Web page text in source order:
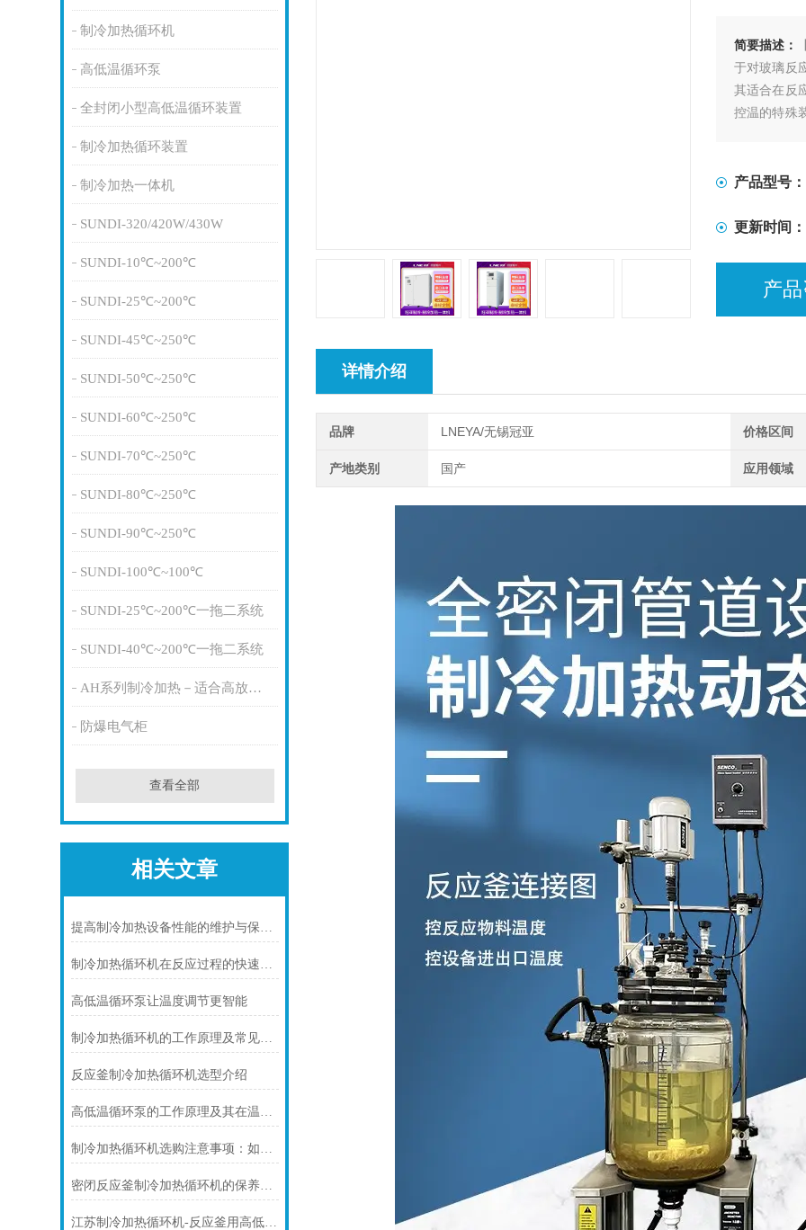
制冷加热循环机
高低温循环泵
全封闭小型高低温循环装置
制冷加热循环装置
制冷加热一体机
SUNDI-320/420W/430W
SUNDI-10℃~200℃
SUNDI-25℃~200℃
SUNDI-45℃~250℃
SUNDI-50℃~250℃
SUNDI-60℃~250℃
SUNDI-70℃~250℃
SUNDI-80℃~250℃
SUNDI-90℃~250℃
SUNDI-100℃~100℃
SUNDI-25℃~200℃一拖二系统
SUNDI-40℃~200℃一拖二系统
AH系列制冷加热－适合高放热量
防爆电气柜
查看全部
相关文章
提高制冷加热设备性能的维护与保养技巧
制冷加热循环机在反应过程的快速冷却中的应用场景介绍
高低温循环泵让温度调节更智能
制冷加热循环机的工作原理及常见应用说明
反应釜制冷加热循环机选型介绍
高低温循环泵的工作原理及其在温度控制系统中的作用
制冷加热循环机选购注意事项：如何避免陷阱并确保选购适合
密闭反应釜制冷加热循环机的保养知识介绍
江苏制冷加热循环机-反应釜用高低温控温系统
简要描述：
于对玻璃反
其适合在反
控温的特殊
产品型号：
更新时间：
产
详情介绍
品牌 LNEYA/无锡冠亚 价格区间
产地类别 国产 应用领域